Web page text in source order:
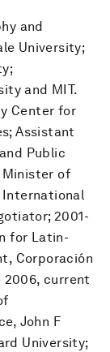
and
University;
and MIT.
Center for
Assistant
Public
Minister of
International
2001-
for Latin-
Corporación
2006, current
John F
University;